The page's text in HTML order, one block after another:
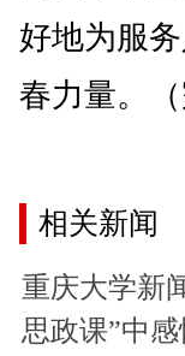
好地为服
春力量。（
相关新闻
重庆大学新
思政课”中